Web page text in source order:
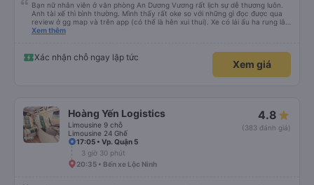
Bạn nữ nhân viên ở văn phòng An Dương Vương rất lịch sự dễ thương luôn.
Anh tài xế thì bình thường. Mình thấy rất oke so với những gì đọc được qua
review ở gg map và trên app (có thể là hên xui thui). Xe có lái ẩu ha rung lắc
hay không thì cũng ko rõ tại mình say xe nên ngủ ko à
Xem thêm
Xác nhận chỗ ngay lập tức
Xem giá
Hoàng Yến Logistics
Limousine 9 chỗ
Limousine 24 Ghế
4.8
(383 đánh giá)
17:05 • Vp. Quận 5
3 giờ 30 phút
20:35 • Bến xe Lộc Ninh